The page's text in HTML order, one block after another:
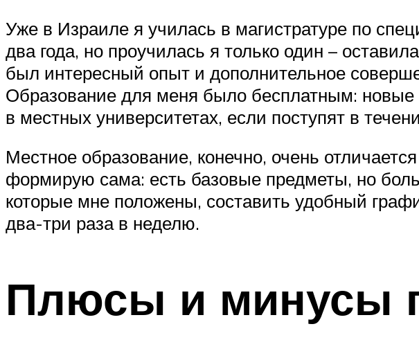
Уже в Израиле я училась в магистратуре по
два года, но проучилась я только один –
был интересный опыт и дополнительное
Образование для меня было бесплатным: новые
в местных университетах, если поступят в
Местное образование, конечно, очень
формирую сама: есть базовые предметы, но
которые мне положены, составить удобный
два-три раза в неделю.
Плюсы и минусы